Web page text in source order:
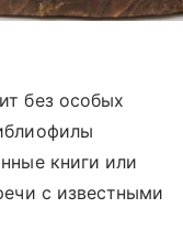
без особых
книги или
с известными